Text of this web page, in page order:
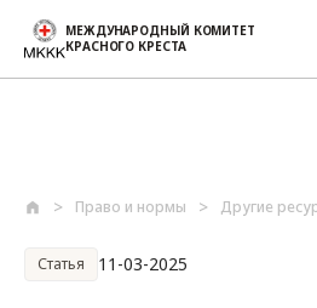
МЕЖДУНАРОДНЫЙ КОМИТЕТ
КРАСНОГО КРЕСТА
Право и нормы Другие
Статья 11-03-2025